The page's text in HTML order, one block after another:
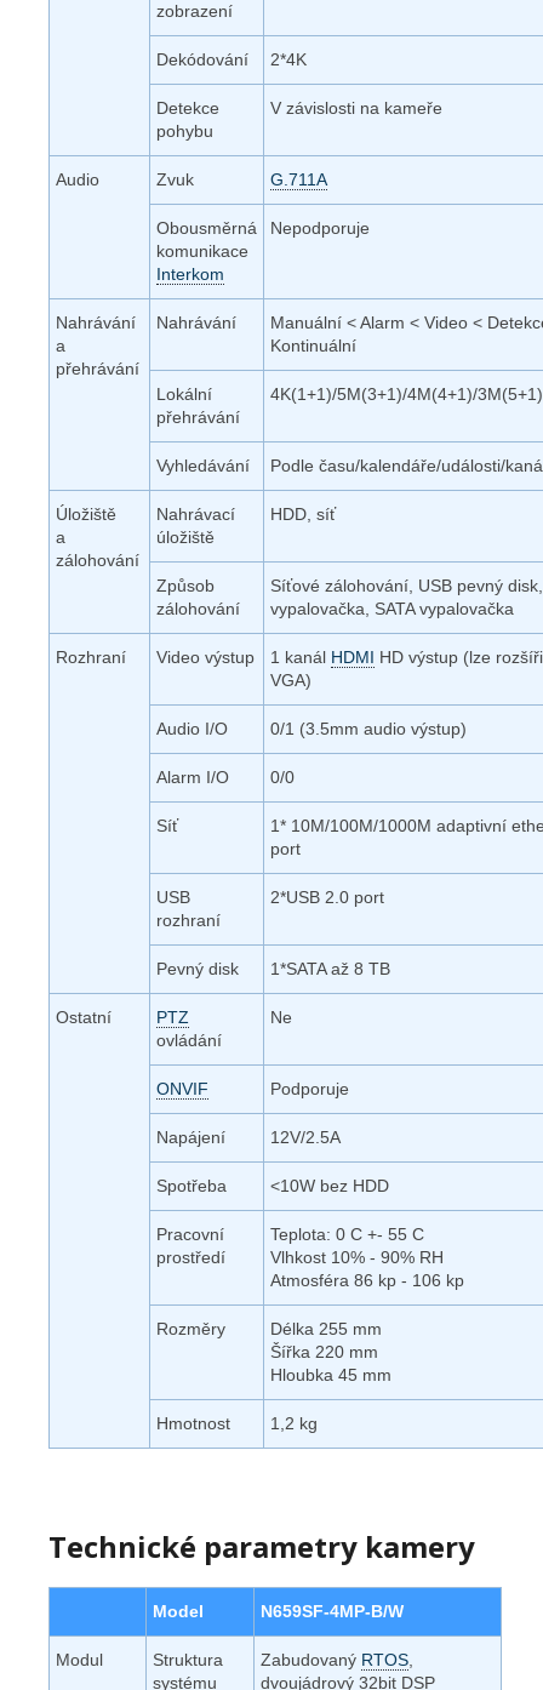
zobrazení
Dekódování 2*4K
Detekce
pohybu
V závislosti na kameře
Audio Zvuk G.711A
Obousměrná
komunikace
Interkom
Nepodporuje
Nahrávání
a
přehrávání
Nahrávání
Manuální < Alarm < Video <
Kontinuální
Lokální
přehrávání
4K(1+1)/5M(3+1)/4M(4+1)/
Vyhledávání Podle času/kalendáře/události/
Úložiště
a
zálohování
Nahrávací
úložiště
HDD, síť
Způsob
zálohování
Síťové zálohování, USB pevný
vypalovačka, SATA vypalovačka
Rozhraní Video výstup 1 kanál HDMI HD výstup (lze
VGA)
Audio I/O 0/1 (3.5mm audio výstup)
Alarm I/O 0/0
Síť
1* 10M/100M/1000M adaptivní
port
USB
rozhraní
2*USB 2.0 port
Pevný disk 1*SATA až 8 TB
Ostatní
PTZ
ovládání
Ne
ONVIF Podporuje
Napájení 12V/2.5A
Spotřeba <10W bez HDD
Pracovní
prostředí
Teplota: 0 C +- 55 C
Vlhkost 10% - 90% RH
Atmosféra 86 kp - 106 kp
Rozměry
Délka 255 mm
Šířka 220 mm
Hloubka 45 mm
Hmotnost 1,2 kg
Technické parametry kamery
Model N659SF-4MP-B/W
Modul
Struktura
systému
Zabudovaný RTOS
dvoujádrový 32bit DSP